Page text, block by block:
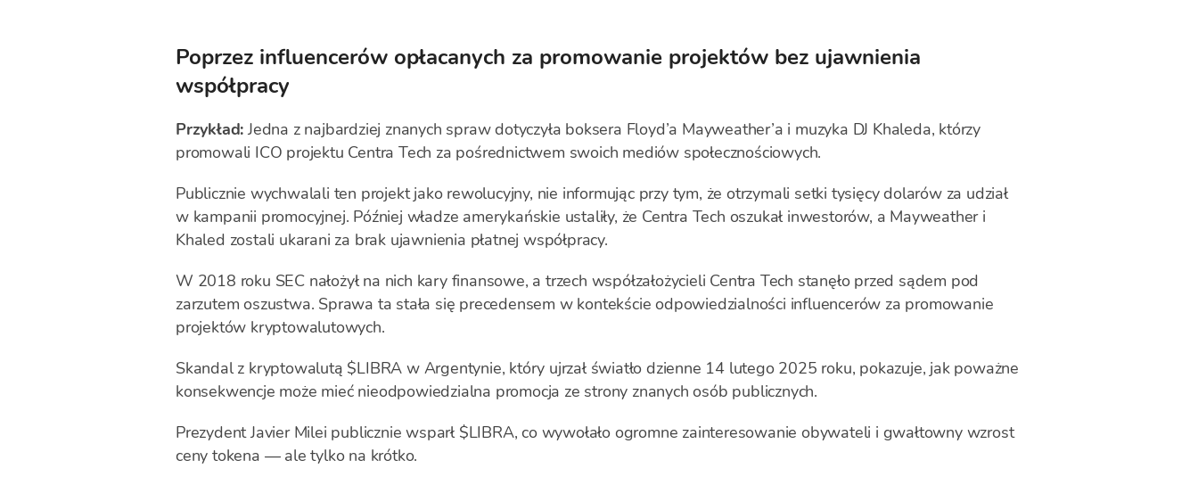
Poprzez influencerów opłacanych za promowanie projektów bez ujawnienia
współpracy
Przykład: Jedna z najbardziej znanych spraw dotyczyła boksera Floyd’a Mayweather’a i muzyka DJ Khaleda, którzy
promowali ICO projektu Centra Tech za pośrednictwem swoich mediów społecznościowych.
Publicznie wychwalali ten projekt jako rewolucyjny, nie informując przy tym, że otrzymali setki tysięcy dolarów za udział
w kampanii promocyjnej. Później władze amerykańskie ustaliły, że Centra Tech oszukał inwestorów, a Mayweather i
Khaled zostali ukarani za brak ujawnienia płatnej współpracy.
W 2018 roku SEC nałożył na nich kary finansowe, a trzech współzałożycieli Centra Tech stanęło przed sądem pod
zarzutem oszustwa. Sprawa ta stała się precedensem w kontekście odpowiedzialności influencerów za promowanie
projektów kryptowalutowych.
Skandal z kryptowalutą $LIBRA w Argentynie, który ujrzał światło dzienne 14 lutego 2025 roku, pokazuje, jak poważne
konsekwencje może mieć nieodpowiedzialna promocja ze strony znanych osób publicznych.
Prezydent Javier Milei publicznie wsparł $LIBRA, co wywołało ogromne zainteresowanie obywateli i gwałtowny wzrost
ceny tokena — ale tylko na krótko.